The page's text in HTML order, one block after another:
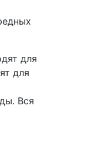
для
для
Вся